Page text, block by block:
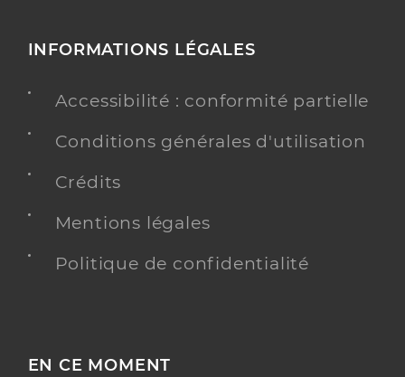
INFORMATIONS LÉGALES
Accessibilité : conformité partielle
Conditions générales d'utilisation
Crédits
Mentions légales
Politique de confidentialité
EN CE MOMENT